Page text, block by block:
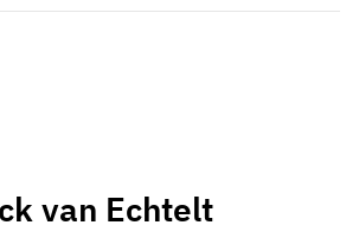
van Echtelt